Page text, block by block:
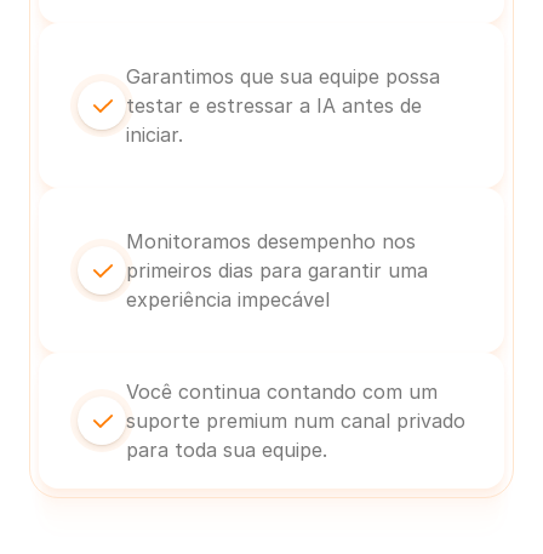
Garantimos que sua equipe possa
testar e estressar a IA antes de
iniciar.
Monitoramos desempenho nos
primeiros dias para garantir uma
experiência impecável
Você continua contando com um
suporte premium num canal privado
para toda sua equipe.